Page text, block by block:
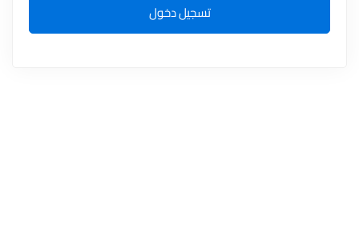
تسجيل دخول